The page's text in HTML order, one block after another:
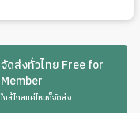
จัดส่งทั่วไทย Free for
Member
ใกล้ไกลแค่ไหนก็จัดส่ง